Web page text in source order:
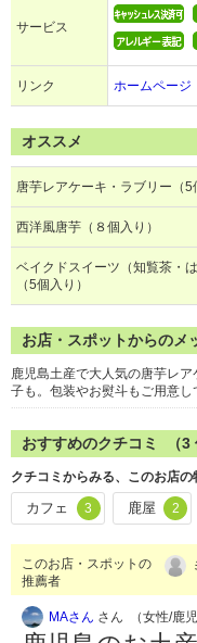
サービス
リンク ホームページ
オススメ
唐芋レアケーキ・ラブリー（5
西洋風唐芋（８個入り）
ベイクドスイーツ（知覧茶・
（5個入り）
お店・スポットからのメ
鹿児島土産で大人気の唐芋レ
子も。包装やお熨斗もご用意
おすすめのクチコミ （3
クチコミからみる、このお店の
カフェ 3 鹿屋 2
このお店・スポットの
推薦者
MAさん さん （女性/鹿